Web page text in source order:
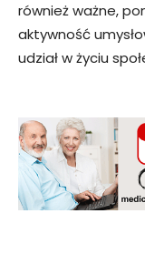
również ważne,
aktywność
udział w życiu